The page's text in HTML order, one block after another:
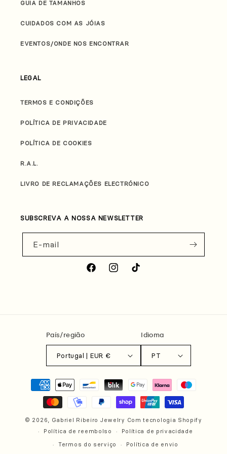
GUIA DE TAMANHOS
CUIDADOS COM AS JÓIAS
EVENTOS/ONDE NOS ENCONTRAR
LEGAL
TERMOS E CONDIÇÕES
POLÍTICA DE PRIVACIDADE
POLÍTICA DE COOKIES
R.A.L.
LIVRO DE RECLAMAÇÕES ELECTRÓNICO
SUBSCREVA A NOSSA NEWSLETTER
E-mail
FacebookInstagramTikTok
País/região
Portugal | EUR €
Idioma
PT
Métodos
pagamento
© 2026, Gabriel Ribeiro Jewelry Com tecnologia Shopify
Política de reembolso
Política de privacidade
Termos do serviço
Política de envio